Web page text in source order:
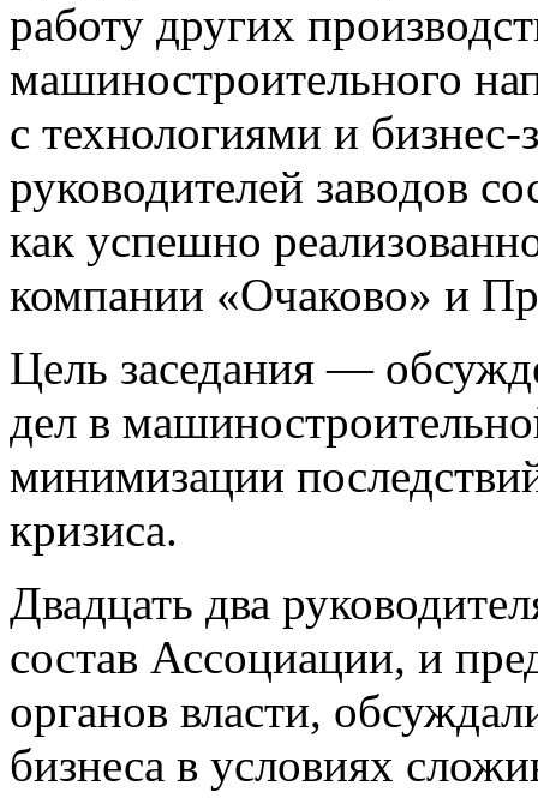
работу других
машиностроительного
с технологиями и
руководителей заводов
как успешно
компании «Очаково» и
Цель заседания —
дел в
минимизации
кризиса.
Двадцать два
состав Ассоциации, и
органов власти,
бизнеса в условиях